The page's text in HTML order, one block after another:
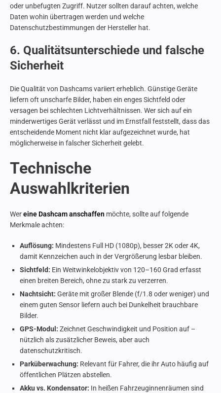
oder unbefugten Zugriff. Nutzer sollten darauf achten, welche
Daten wohin übertragen werden und welche
Datenschutzbestimmungen der Hersteller hat.
6. Qualitätsunterschiede und falsche
Sicherheit
Die Qualität von Dashcams variiert erheblich. Günstige Geräte
liefern oft unscharfe Bilder, haben ein enges Sichtfeld oder
versagen bei schlechten Lichtverhältnissen. Wer sich auf ein
minderwertiges Gerät verlässt und im Ernstfall feststellt, dass das
entscheidende Moment nicht klar aufgezeichnet wurde, hat
möglicherweise in falscher Sicherheit gelebt.
Technische
Auswahlkriterien
Wereine Dashcam anschaffen möchte, sollte auf folgende
Merkmale achten:
Auflösung: Mindestens Full HD (1080p), besser 2K oder 4K,
damit Kennzeichen auch in der Vergrößerung lesbar bleiben.
Sichtfeld: Ein Weitwinkelobjektiv von 120–160 Grad erfasst
einen breiten Bereich, ohne zu stark zu verzerren.
Nachtsicht: Geräte mit großer Blende (f/1.8 oder weniger) und
einem guten Sensor liefern auch bei Dunkelheit brauchbare
Bilder.
GPS-Modul: Zeichnet Geschwindigkeit und Position auf –
nützlich als zusätzlicher Beweis, aber auch
datenschutzkritisch.
Parküberwachung: Relevant für Fahrer, die ihr Auto häufig auf
öffentlichen Plätzen abstellen.
Akku vs. Kondensator: In heißen Fahrzeuginnenräumen sind